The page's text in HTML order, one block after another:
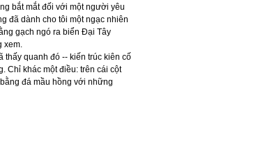
bắt mắt đối với một người yêu
đã dành cho tôi một ngạc nhiên
gạch ngó ra biển Đại Tây
xem.
thấy quanh đó -- kiến trúc kiên cố
Chỉ khác một điều: trên cái cột
đá mầu hồng với những